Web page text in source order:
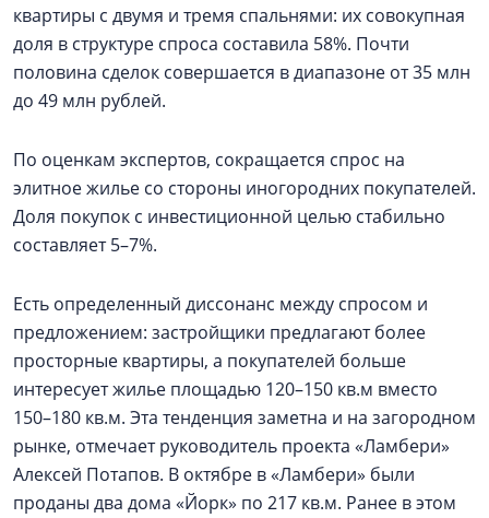
квартиры с двумя и тремя спальнями: их совокупная
доля в структуре спроса составила 58%. Почти
половина сделок совершается в диапазоне от 35 млн
до 49 млн рублей.
По оценкам экспертов, сокращается спрос на
элитное жилье со стороны иногородних покупателей.
Доля покупок с инвестиционной целью стабильно
составляет 5–7%.
Есть определенный диссонанс между спросом и
предложением: застройщики предлагают более
просторные квартиры, а покупателей больше
интересует жилье площадью 120–150 кв.м вместо
150–180 кв.м. Эта тенденция заметна и на загородном
рынке, отмечает руководитель проекта «Ламбери»
Алексей Потапов. В октябре в «Ламбери» были
проданы два дома «Йорк» по 217 кв.м. Ранее в этом